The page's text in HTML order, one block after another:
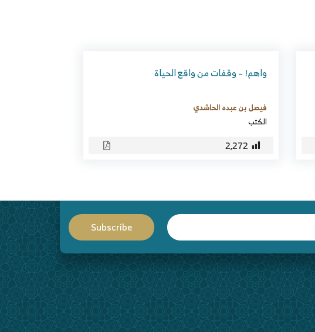
واهم! – وقفات من واقع الحياة
فيصل بن عبده الحاشدي
الكتب
2٬272